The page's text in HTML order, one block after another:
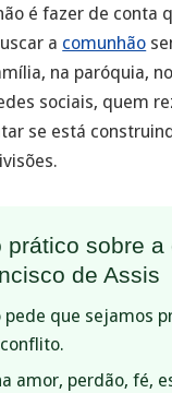
é fazer de conta
a comunhão
na paróquia,
sociais, quem
se está
prático sobre a
de Assis
pede que sejamos
amor, perdão, fé,